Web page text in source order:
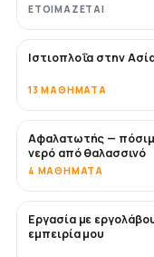
ΕΤΟΙΜΆΖΕΤΑΙ
ΣΎΝΤΟΜΑ
Ιστιοπλοΐα στην
13 ΜΑΘΉΜΑΤΑ
ΣΎΝΤΟΜΑ
Αφαλατωτής —
νερό από θαλασσινό
4 ΜΑΘΉΜΑΤΑ
ΣΎΝΤΟΜΑ
Εργασία με
εμπειρία μου